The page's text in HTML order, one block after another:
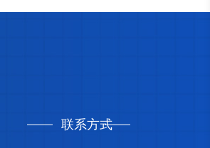
联系方式